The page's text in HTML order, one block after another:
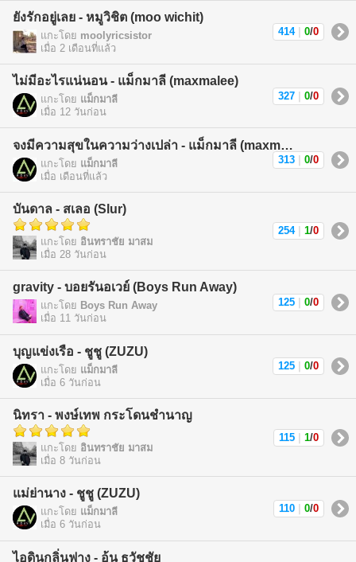
ยังรักอยู่เลย - หมูวิชิต (moo wichit)
แกะโดย moolyricsistor
เมื่อ 2 เดือนที่แล้ว
414 0/0
ไม่มีอะไรแน่นอน - แม็กมาลี (maxmalee)
แกะโดย แม็กมาลี
เมื่อ 12 วันก่อน
327 0/0
จงมีความสุขในความว่างเปล่า - แม็กมาลี (maxmalee)
แกะโดย แม็กมาลี
เมื่อ เดือนที่แล้ว
313 0/0
บันดาล - สเลอ (Slur)
แกะโดย อินทราชัย มาสม
เมื่อ 28 วันก่อน
254 1/0
gravity - บอยรันอเวย์ (Boys Run Away)
แกะโดย Boys Run Away
เมื่อ 11 วันก่อน
125 0/0
บุญแข่งเรือ - ชูชู (ZUZU)
แกะโดย แม็กมาลี
เมื่อ 6 วันก่อน
125 0/0
นิทรา - พงษ์เทพ กระโดนชำนาญ
แกะโดย อินทราชัย มาสม
เมื่อ 8 วันก่อน
115 1/0
แม่ย่านาง - ชูชู (ZUZU)
แกะโดย แม็กมาลี
เมื่อ 6 วันก่อน
110 0/0
ไอดินกลิ่นฟาง - อ้น ธวัชชัย